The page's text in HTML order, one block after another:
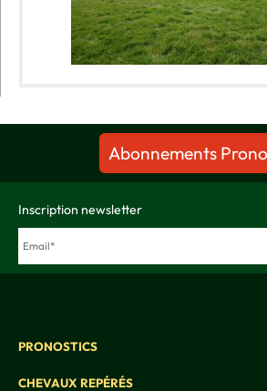
Abonnements
Inscription newsletter
PRONOSTICS
CHEVAUX REPÉRÉS